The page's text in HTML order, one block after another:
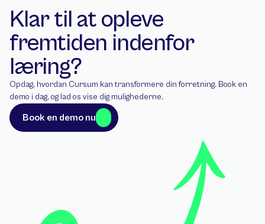
Klar til at opleve
fremtiden indenfor
læring?
Opdag, hvordan Cursum kan transformere din forretning. Book en
demo i dag, og lad os vise dig mulighederne.
Book en demo nu
Book en demo nu